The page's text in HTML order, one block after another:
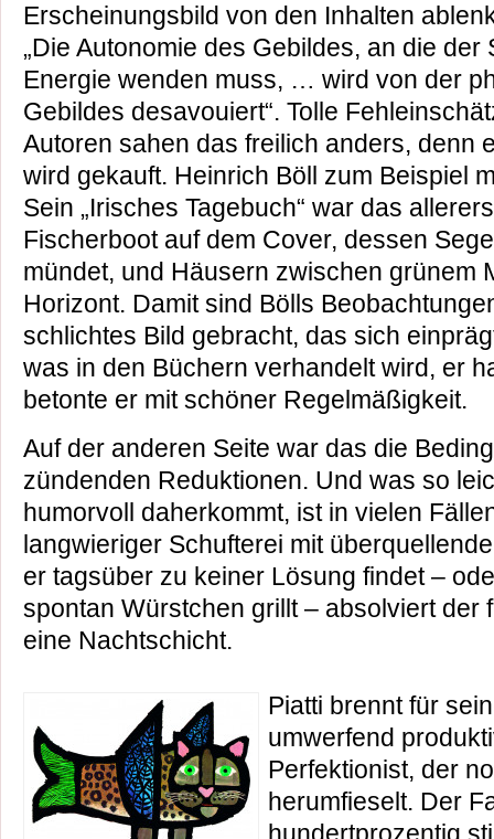
Erscheinungsbild von den Inhalten
„Die Autonomie des Gebildes, an die der
Energie wenden muss, … wird von der
Gebildes desavouiert“. Tolle
Autoren sahen das freilich anders, denn
wird gekauft. Heinrich Böll zum Beispiel
Sein „Irisches Tagebuch“ war das
Fischerboot auf dem Cover, dessen
mündet, und Häusern zwischen grünem
Horizont. Damit sind Bölls
schlichtes Bild gebracht, das sich
was in den Büchern verhandelt wird, er
betonte er mit schöner Regelmäßigkeit.
Auf der anderen Seite war das die
zündenden Reduktionen. Und was so
humorvoll daherkommt, ist in vielen
langwieriger Schufterei mit
er tagsüber zu keiner Lösung findet –
spontan Würstchen grillt – absolviert der
eine Nachtschicht.
Piatti brennt für
umwerfend
Perfektionist, der
herumfieselt. Der